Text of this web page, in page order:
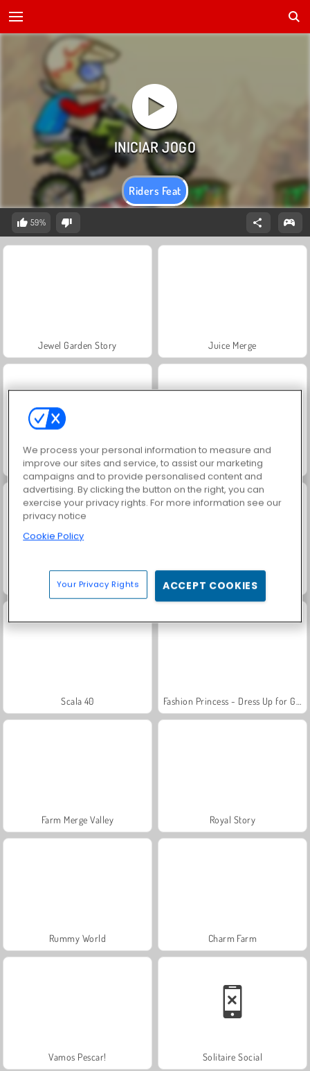
Riders Feat
59%
Jewel Garden Story Juice Merge
Heroes of Myths Grand Mahjong Connect
Trollface Quest: USA 2 Masha and the Bear: Meadows
Scala 40
Farm Merge Valley Royal Story
Rummy World Charm Farm
Vamos Pescar! Solitaire Social
We process your personal information to measure and
improve our sites and service, to assist our marketing
campaigns and to provide personalised content and
advertising. By clicking the button on the right, you can
exercise your privacy rights. For more information see our
privacy notice
Cookie Policy
Your Privacy Rights ACCEPT COOKIES